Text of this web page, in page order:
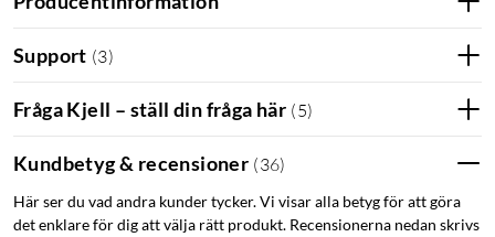
Grenuttag Grendosa Grenkontakt
Förgreningskontakt Spara el SmartaHem
Support (3)
Fråga Kjell – ställ din fråga här (5)
Kundbetyg & recensioner (36)
Här ser du vad andra kunder tycker. Vi visar alla betyg för att göra
det enklare för dig att välja rätt produkt. Recensionerna nedan skrivs